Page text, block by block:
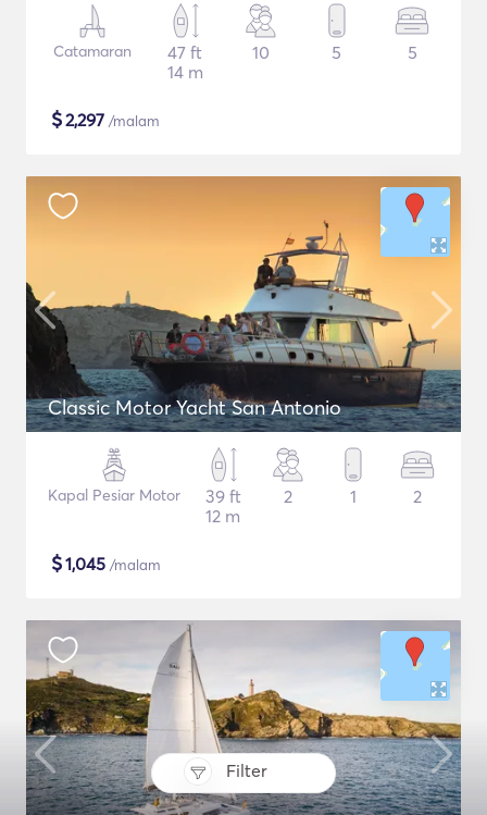
Filter
Catamaran
47 ft
14 m
10 5 5
$2,297 /malam
Classic Motor Yacht San Antonio
Kapal Pesiar Motor
39 ft
12 m
2 1 2
$1,045 /malam